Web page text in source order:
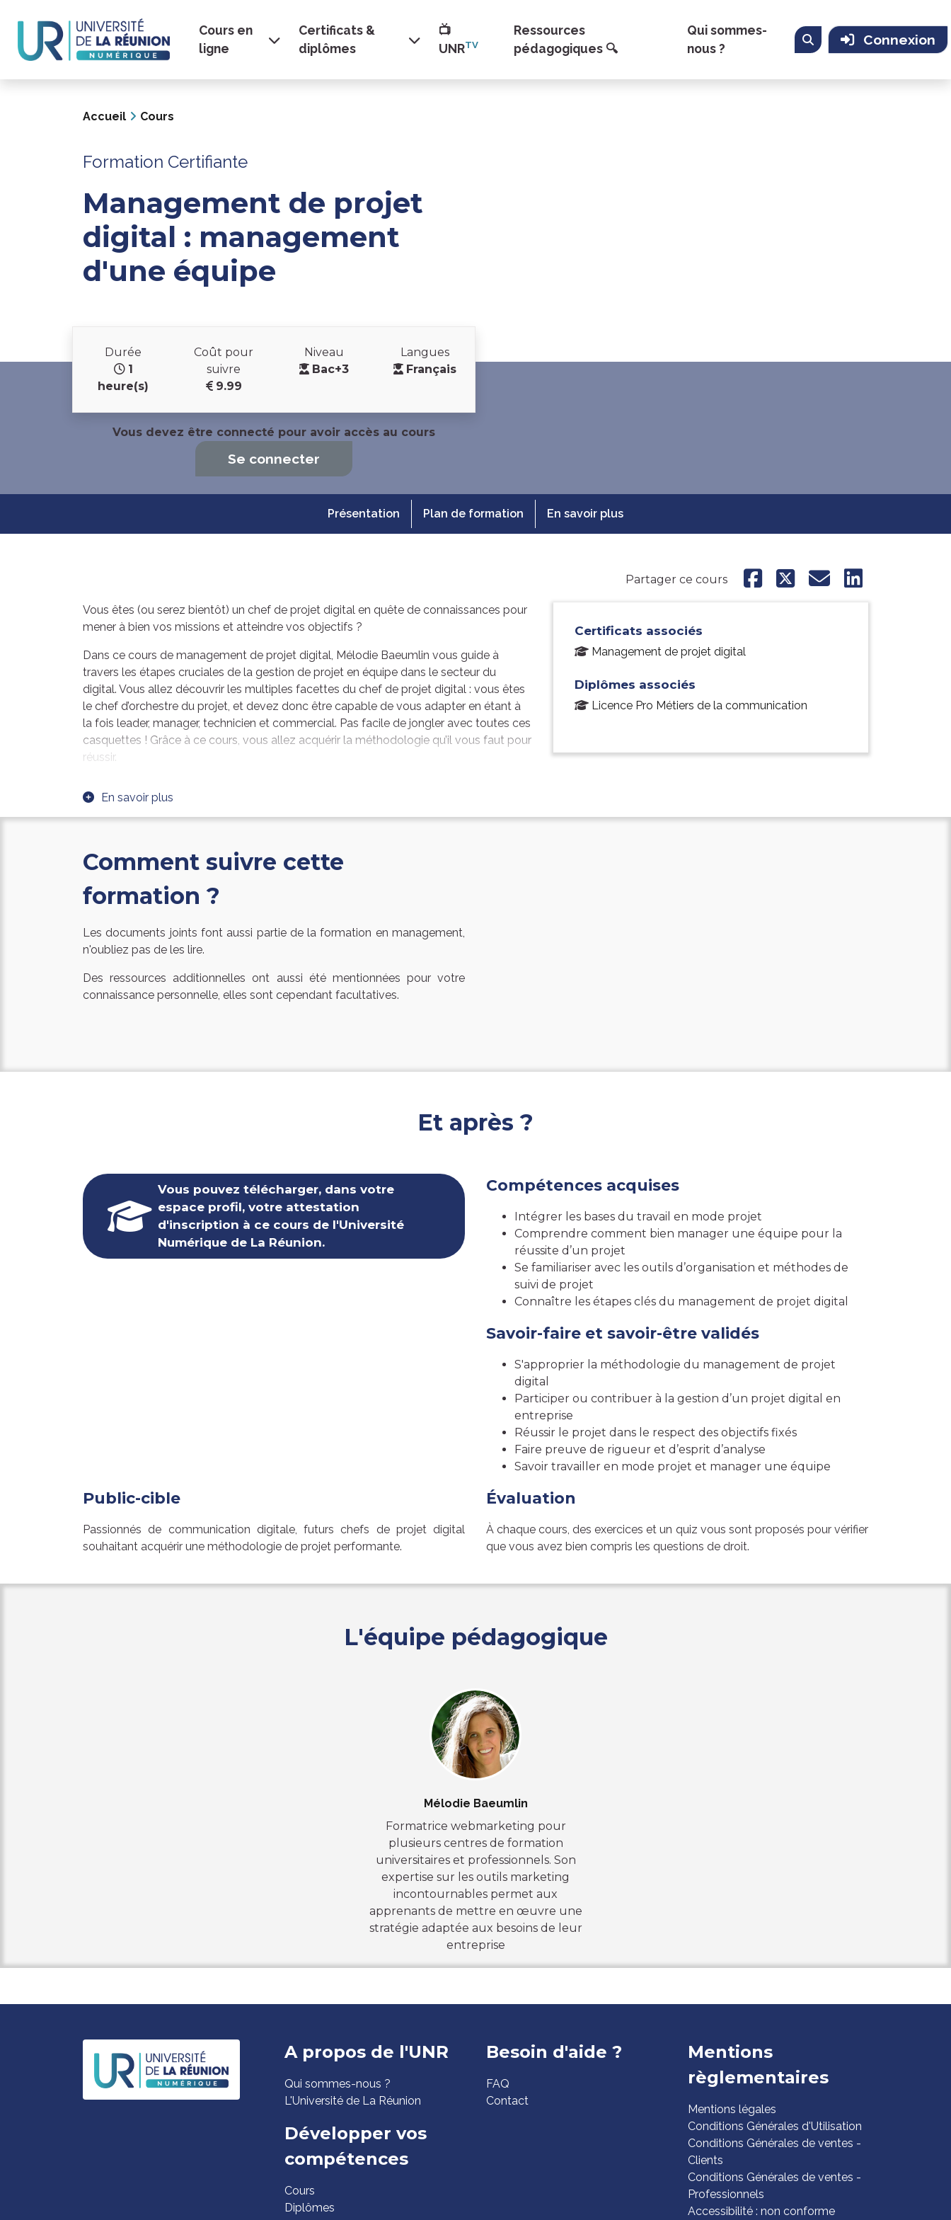
principal
Navigation
principale
Cours en
ligne
Certificats &
diplômes
📺
UNRTV
Ressources
pédagogiques 🔍
Qui sommes-
nous ?
Connexion
Accueil Cours
Formation Certifiante
Management de projet
digital : management
d'une équipe
Durée
1
heure(s)
Coût pour
suivre
9.99
Niveau
Bac+3
Langues
Français
Vous devez être connecté pour avoir accès au cours
Se connecter
Présentation Plan de formation En savoir plus
Vous êtes (ou serez bientôt) un chef de projet digital en quête de connaissances pour
mener à bien vos missions et atteindre vos objectifs ?
Dans ce cours de management de projet digital, Mélodie Baeumlin vous guide à
travers les étapes cruciales de la gestion de projet en équipe dans le secteur du
digital. Vous allez découvrir les multiples facettes du chef de projet digital : vous êtes
le chef d’orchestre du projet, et devez donc être capable de vous adapter en étant à
la fois leader, manager, technicien et commercial. Pas facile de jongler avec toutes ces
casquettes ! Grâce à ce cours, vous allez acquérir la méthodologie qu’il vous faut pour
réussir.
de son équipe dans ce cadre ? Dans ce cours, vous abordez d’abord les généralités et
les spécificités du management de projet et du management d’équipe. Puis vous
les méthodologies à mettre en œuvre pendant la phase d’initialisation, la phase de
préparation, la phase de mise en œuvre et la phase de finalisation.
Méthode en cascade ou méthode agile, rédaction de cahier des charges ou de
disposition à travers ce cours dédié au management de projet digital.
En savoir plus
Partager ce cours
Certificats associés
Management de projet digital
Diplômes associés
Licence Pro Métiers de la communication
Comment suivre cette
formation ?
Les documents joints font aussi partie de la formation en management,
n'oubliez pas de les lire.
Des ressources additionnelles ont aussi été mentionnées pour votre
connaissance personnelle, elles sont cependant facultatives.
Et après ?
Vous pouvez télécharger, dans votre
espace profil, votre attestation
d'inscription à ce cours de l'Université
Numérique de La Réunion.
Compétences acquises
Intégrer les bases du travail en mode projet
Comprendre comment bien manager une équipe pour la
réussite d’un projet
Se familiariser avec les outils d’organisation et méthodes de
suivi de projet
Connaître les étapes clés du management de projet digital
Savoir-faire et savoir-être validés
S'approprier la méthodologie du management de projet
digital
Participer ou contribuer à la gestion d’un projet digital en
entreprise
Réussir le projet dans le respect des objectifs fixés
Faire preuve de rigueur et d’esprit d’analyse
Savoir travailler en mode projet et manager une équipe
Public-cible
Passionnés de communication digitale, futurs chefs de projet digital
souhaitant acquérir une méthodologie de projet performante.
Évaluation
À chaque cours, des exercices et un quiz vous sont proposés pour vérifier
que vous avez bien compris les questions de droit.
L'équipe pédagogique
Mélodie Baeumlin
Formatrice webmarketing pour
plusieurs centres de formation
universitaires et professionnels. Son
expertise sur les outils marketing
incontournables permet aux
apprenants de mettre en œuvre une
stratégie adaptée aux besoins de leur
entreprise
Pied
de
page
A propos de l'UNR
Qui sommes-nous ?
L'Université de La Réunion
Développer vos
compétences
Cours
Diplômes
Besoin d'aide ?
FAQ
Contact
Mentions
règlementaires
Mentions légales
Conditions Générales d'Utilisation
Conditions Générales de ventes -
Clients
Conditions Générales de ventes -
Professionnels
Accessibilité : non conforme